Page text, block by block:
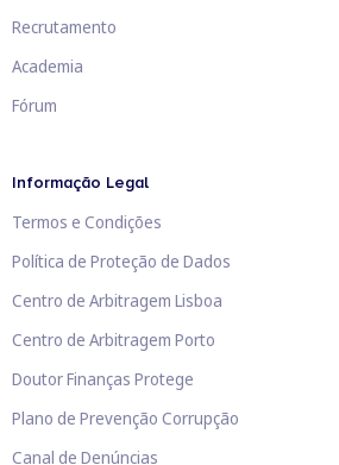
Recrutamento
Academia
Fórum
Informação Legal
Termos e Condições
Política de Proteção de Dados
Centro de Arbitragem Lisboa
Centro de Arbitragem Porto
Doutor Finanças Protege
Plano de Prevenção Corrupção
Canal de Denúncias